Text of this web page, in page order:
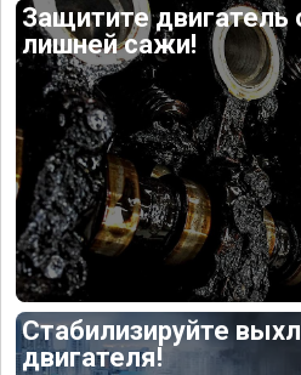
Защитите двигатель
лишней сажи!
Стабилизируйте
двигателя!